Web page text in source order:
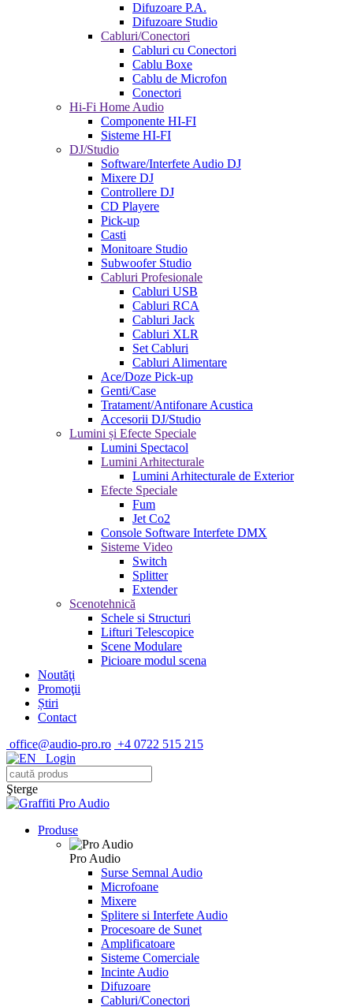
Difuzoare P.A.
Difuzoare Studio
Cabluri/Conectori
Cabluri cu Conectori
Cablu Boxe
Cablu de Microfon
Conectori
Hi-Fi Home Audio
Componente HI-FI
Sisteme HI-FI
DJ/Studio
Software/Interfete Audio DJ
Mixere DJ
Controllere DJ
CD Playere
Pick-up
Casti
Monitoare Studio
Subwoofer Studio
Cabluri Profesionale
Cabluri USB
Cabluri RCA
Cabluri Jack
Cabluri XLR
Set Cabluri
Cabluri Alimentare
Ace/Doze Pick-up
Genti/Case
Tratament/Antifonare Acustica
Accesorii DJ/Studio
Lumini și Efecte Speciale
Lumini Spectacol
Lumini Arhitecturale
Lumini Arhitecturale de Exterior
Efecte Speciale
Fum
Jet Co2
Console Software Interfete DMX
Sisteme Video
Switch
Splitter
Extender
Scenotehnică
Schele si Structuri
Lifturi Telescopice
Scene Modulare
Picioare modul scena
Noutăţi
Promoţii
Știri
Contact
office@audio-pro.ro +4 0722 515 215
Login
Şterge
Produse
Pro Audio
Surse Semnal Audio
Microfoane
Mixere
Splitere si Interfete Audio
Procesoare de Sunet
Amplificatoare
Sisteme Comerciale
Incinte Audio
Difuzoare
Cabluri/Conectori